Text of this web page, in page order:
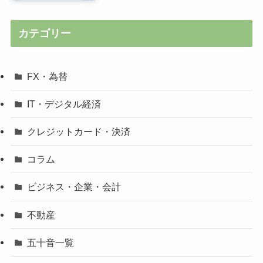
カテゴリー
FX・為替
IT・デジタル経済
クレジットカード・決済
コラム
ビジネス・企業・会計
不動産
五十音一覧